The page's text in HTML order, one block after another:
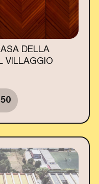
DELLA
VILLAGGIO
50